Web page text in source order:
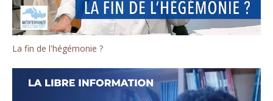
La fin de l'hégémonie ?